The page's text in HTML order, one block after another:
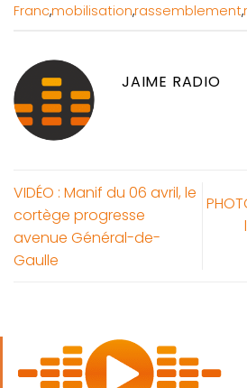
Franc,mobilisation,rassemblement,
JAIME RADIO
VIDÉO : Manif du 06 avril, le
cortège progresse
avenue Général-de-
Gaulle